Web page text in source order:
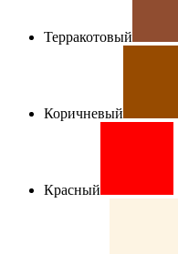
Терракотовый
Коричневый
Красный